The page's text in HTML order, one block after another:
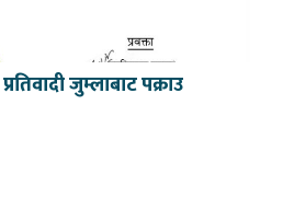
जुम्लाबाट पक्राउ